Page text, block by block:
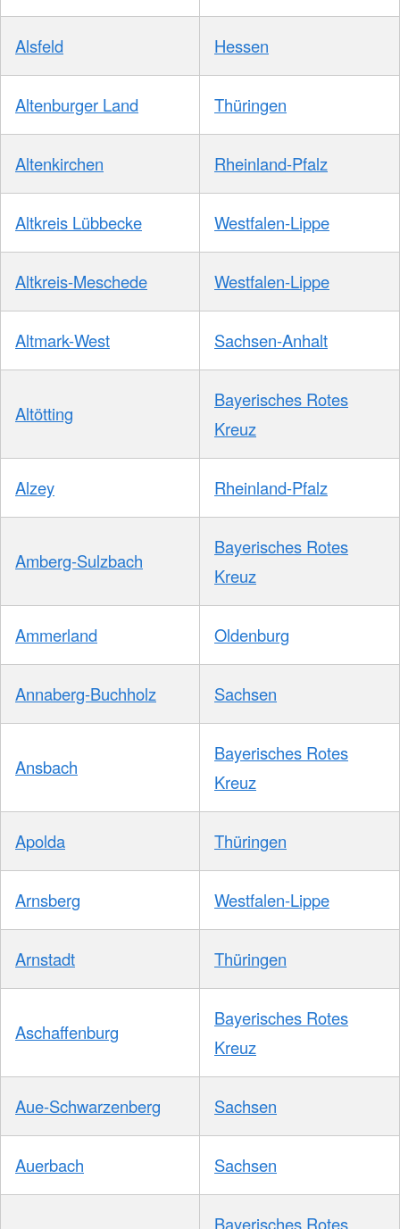
Alsfeld Hessen
Altenburger Land Thüringen
Altenkirchen Rheinland-Pfalz
Altkreis Lübbecke Westfalen-Lippe
Altkreis-Meschede Westfalen-Lippe
Altmark-West Sachsen-Anhalt
Altötting
Bayerisches Rotes
Kreuz
Alzey Rheinland-Pfalz
Amberg-Sulzbach
Bayerisches Rotes
Kreuz
Ammerland Oldenburg
Annaberg-Buchholz Sachsen
Ansbach
Bayerisches Rotes
Kreuz
Apolda Thüringen
Arnsberg Westfalen-Lippe
Arnstadt Thüringen
Aschaffenburg
Bayerisches Rotes
Kreuz
Aue-Schwarzenberg Sachsen
Auerbach Sachsen
Bayerisches Rotes